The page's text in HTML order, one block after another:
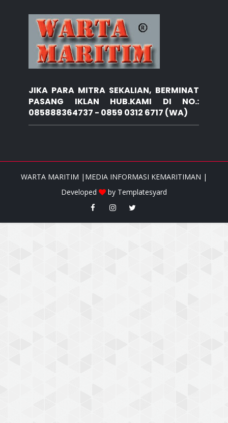
JIKA PARA MITRA SEKALIAN, BERMINAT
PASANG IKLAN HUB.KAMI DI NO.:
085888364737 - 0859 0312 6717 (WA)
WARTA MARITIM |MEDIA INFORMASI KEMARITIMAN |
Developed
by Templatesyard